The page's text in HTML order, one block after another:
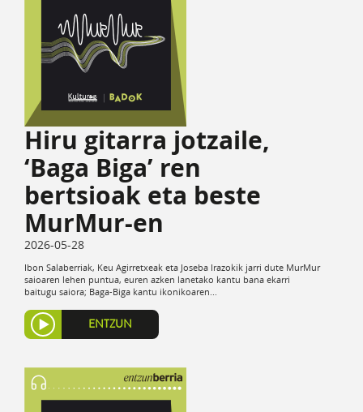
Hiru gitarra jotzaile,
‘Baga Biga’ ren
bertsioak eta beste
MurMur-en
2026-05-28
Ibon Salaberriak, Keu Agirretxeak eta Joseba Irazokik jarri dute MurMur
saioaren lehen puntua, euren azken lanetako kantu bana ekarri
baitugu saiora; Baga-Biga kantu ikonikoaren...
ENTZUN